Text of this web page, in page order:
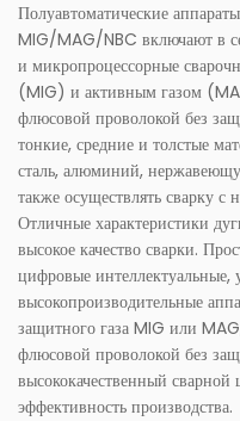
Полуавтоматические
MIG/MAG/NBC включают в
и микропроцессорные
(MIG) и активным газом
флюсовой проволокой без
тонкие, средние и толстые
сталь, алюминий,
также осуществлять сварку
Отличные характеристики
высокое качество сварки.
цифровые
высокопроизводительные
защитного газа MIG или
флюсовой проволокой без
высококачественный
эффективность производства.